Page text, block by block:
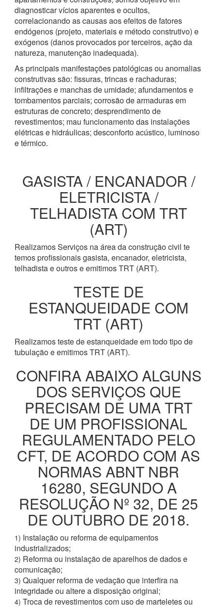
diagnosticar vícios aparentes e ocultos,
correlacionando as causas aos efeitos de fatores
endógenos (projeto, materiais e método construtivo) e
exógenos (danos provocados por terceiros, ação da
natureza, manutenção inadequada).
As principais manifestações patológicas ou anomalias
construtivas são: fissuras, trincas e rachaduras;
infiltrações e manchas de umidade; afundamentos e
tombamentos parciais; corrosão de armaduras em
estruturas de concreto; desprendimento de
revestimentos; mau funcionamento das instalações
elétricas e hidráulicas; desconforto acústico, luminoso
e térmico.
GASISTA / ENCANADOR /
ELETRICISTA /
TELHADISTA COM TRT
(ART)
Realizamos Serviços na área da construção civil te
temos profissionais gasista, encanador, eletricista,
telhadista e outros e emitimos TRT (ART).
TESTE DE
ESTANQUEIDADE COM
TRT (ART)
Realizamos teste de estanqueidade em todo tipo de
tubulação e emitimos TRT (ART).
CONFIRA ABAIXO ALGUNS
DOS SERVIÇOS QUE
PRECISAM DE UMA TRT
DE UM PROFISSIONAL
REGULAMENTADO PELO
CFT, DE ACORDO COM AS
NORMAS ABNT NBR
16280, SEGUNDO A
RESOLUÇÃO Nº 32, DE 25
DE OUTUBRO DE 2018.
1) Instalação ou reforma de equipamentos
industrializados;
2) Reforma ou instalação de aparelhos de dados e
comunicação;
3) Qualquer reforma de vedação que interfira na
integridade ou altere a disposição original;
4) Troca de revestimentos com uso de marteletes ou